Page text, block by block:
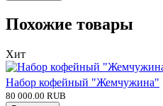
Похожие товары
Хит
Набор кофейный "Жемчужина"
80 000.00 RUB